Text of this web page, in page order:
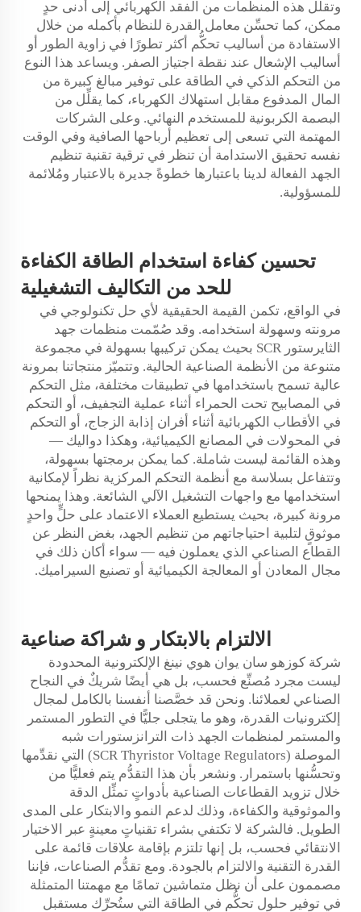
وتقلِّل هذه المنظمات من الفقد الكهربائي إلى أدنى حدٍ
ممكن، كما تحسِّن معامل القدرة للنظام بأكمله من خلال
الاستفادة من أساليب تحكُّم أكثر تطورًا في زاوية الطور أو
أساليب الإشعال عند نقطة اجتياز الصفر. ويساعد هذا النوع
من التحكم الذكي في الطاقة على توفير مبالغ كبيرة من
المال المدفوع مقابل استهلاك الكهرباء، كما يقلِّل من
البصمة الكربونية للمستخدم النهائي. وعلى الشركات
المهتمة التي تسعى إلى تعظيم أرباحها الصافية وفي الوقت
نفسه تحقيق الاستدامة أن تنظر في ترقية تقنية تنظيم
الجهد الفعالة لدينا باعتبارها خطوةً جديرة بالاعتبار ومُلائمة
للمسؤولية.
تحسين كفاءة استخدام الطاقة الكفاءة
للحد من التكاليف التشغيلية
في الواقع، تكمن القيمة الحقيقية لأي حل تكنولوجي في
مرونته وسهولة استخدامه. وقد صُمّمت منظمات جهد
الثايرستور SCR بحيث يمكن تركيبها بسهولة في مجموعة
متنوعة من الأنظمة الصناعية الحالية. وتتميّز منتجاتنا بمرونة
عالية تسمح باستخدامها في تطبيقات مختلفة، مثل التحكم
في المصابيح تحت الحمراء أثناء عملية التجفيف، أو التحكم
في الأقطاب الكهربائية أثناء أفران إذابة الزجاج، أو التحكم
في المحولات في المصانع الكيميائية، وهكذا دواليك —
وهذه القائمة ليست شاملة. كما يمكن برمجتها بسهولة،
وتتفاعل بسلاسة مع أنظمة التحكم المركزية نظراً لإمكانية
استخدامها مع واجهات التشغيل الآلي الشائعة. وهذا يمنحها
مرونة كبيرة، بحيث يستطيع العملاء الاعتماد على حلٍّ واحدٍ
موثوقٍ لتلبية احتياجاتهم من تنظيم الجهد، بغض النظر عن
القطاع الصناعي الذي يعملون فيه — سواء أكان ذلك في
مجال المعادن أو المعالجة الكيميائية أو تصنيع السيراميك.
الالتزام بالابتكار و شراكة صناعية
شركة كوزهو سان يوان هوي نينغ الإلكترونية المحدودة
ليست مجرد مُصنِّع فحسب، بل هي أيضًا شريكٌ في النجاح
الصناعي لعملائنا. ونحن قد خصَّصنا أنفسنا بالكامل لمجال
إلكترونيات القدرة، وهو ما يتجلى جليًّا في التطور المستمر
والمستمر لمنظمات الجهد ذات الترانزستورات شبه
الموصلة (SCR Thyristor Voltage Regulators) التي نقدِّمها
وتحسُّنها باستمرار. ونشعر بأن هذا التقدُّم يتم فعليًّا من
خلال تزويد القطاعات الصناعية بأدواتٍ تمثِّل الدقة
والموثوقية والكفاءة، وذلك لدعم النمو والابتكار على المدى
الطويل. فالشركة لا تكتفي بشراء تقنياتٍ معينةٍ عبر الاختيار
الانتقائي فحسب، بل إنها تلتزم بإقامة علاقات قائمة على
القدرة التقنية والالتزام بالجودة. ومع تقدُّم الصناعات، فإننا
مصممون على أن نظل متماشين تمامًا مع مهمتنا المتمثلة
في توفير حلول تحكُّم في الطاقة التي ستُحرِّك مستقبل